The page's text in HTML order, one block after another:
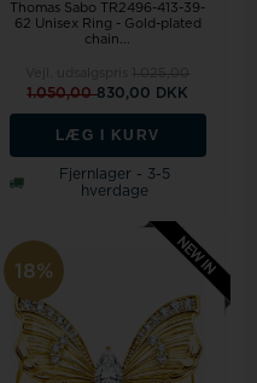
Thomas Sabo TR2496-413-39-
62 Unisex Ring - Gold-plated
chain...
1.050,00830,00 DKK
LÆG I KURV
Fjernlager - 3-5
hverdage
18%